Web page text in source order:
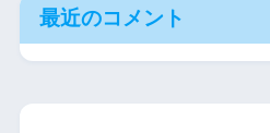
最近のコメント